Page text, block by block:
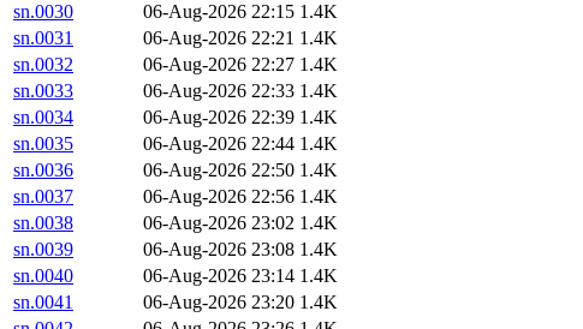
sn.0030
06-Aug-2026 22:15 1.4K
sn.0031
06-Aug-2026 22:21 1.4K
sn.0032
06-Aug-2026 22:27 1.4K
sn.0033
06-Aug-2026 22:33 1.4K
sn.0034
06-Aug-2026 22:39 1.4K
sn.0035
06-Aug-2026 22:44 1.4K
sn.0036
06-Aug-2026 22:50 1.4K
sn.0037
06-Aug-2026 22:56 1.4K
sn.0038
06-Aug-2026 23:02 1.4K
sn.0039
06-Aug-2026 23:08 1.4K
sn.0040
06-Aug-2026 23:14 1.4K
sn.0041
06-Aug-2026 23:20 1.4K